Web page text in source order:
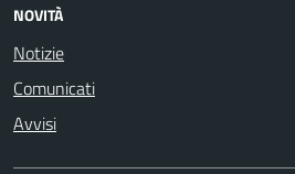
NOVITÀ
Notizie
Comunicati
Avvisi